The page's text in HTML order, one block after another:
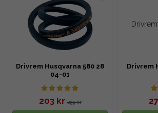
Drivrem Husqvarna 580 28
04-01
203 kr 299 kr
Drivrem